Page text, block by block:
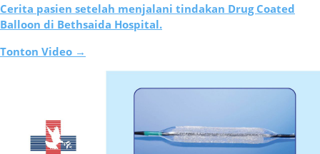
Cerita pasien setelah menjalani tindakan Drug Coated
Balloon di Bethsaida Hospital.
Tonton Video →